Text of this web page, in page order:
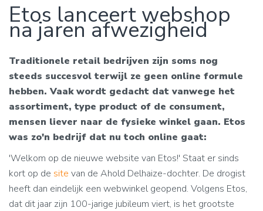
Etos lanceert webshop
na jaren afwezigheid
Traditionele retail bedrijven zijn soms nog
steeds succesvol terwijl ze geen online formule
hebben. Vaak wordt gedacht dat vanwege het
assortiment, type product of de consument,
mensen liever naar de fysieke winkel gaan. Etos
was zo'n bedrijf dat nu toch online gaat:
'Welkom op de nieuwe website van Etos!' Staat er sinds
kort op de site van de Ahold Delhaize-dochter. De drogist
heeft dan eindelijk een webwinkel geopend. Volgens Etos,
dat dit jaar zijn 100-jarige jubileum viert, is het grootste